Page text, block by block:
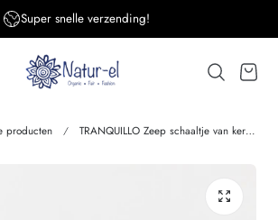
Super snelle verzending!
producten TRANQUILLO Zeep schaaltje van keramiek FLORALE Handmade & Fairtrade